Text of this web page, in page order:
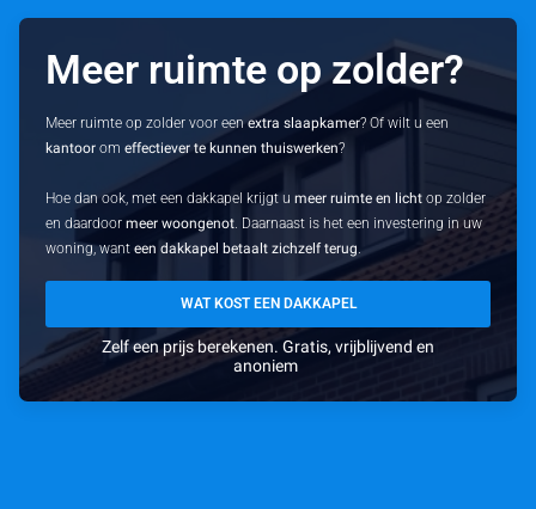
Meer ruimte op zolder?
Meer ruimte op zolder voor eenextra slaapkamer? Of wilt u een
kantoor omeffectiever te kunnen thuiswerken?
Hoe dan ook, met een dakkapel krijgt umeer ruimte en licht op zolder
en daardoormeer woongenot. Daarnaast is het een investering in uw
woning, wanteen dakkapel betaalt zichzelf terug.
WAT KOST EEN DAKKAPEL
Zelf een prijs berekenen. Gratis, vrijblijvend en
anoniem